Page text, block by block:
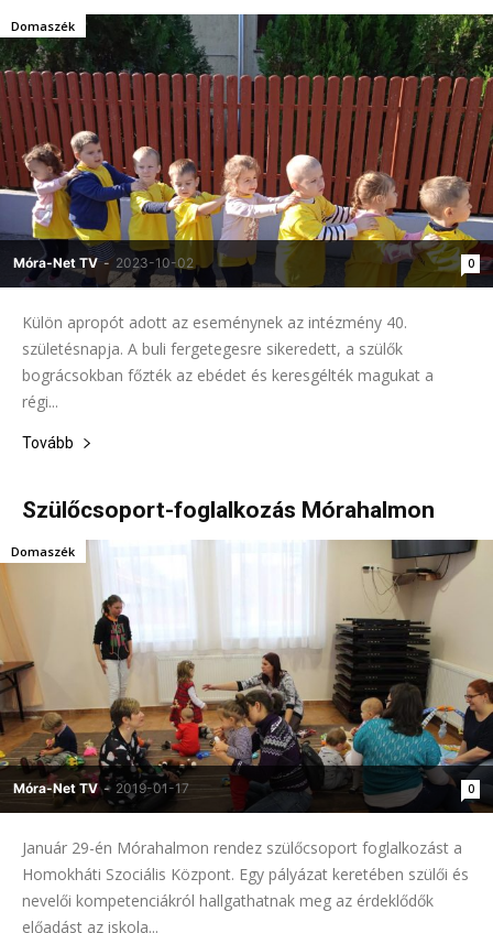
Móra-Net TV - 2023-10-02 0
Domaszék
Külön apropót adott az eseménynek az intézmény 40.
születésnapja. A buli fergetegesre sikeredett, a szülők
bográcsokban főzték az ebédet és keresgélték magukat a
régi...
Tovább
Szülőcsoport-foglalkozás Mórahalmon
Móra-Net TV - 2019-01-17 0
Domaszék
Január 29-én Mórahalmon rendez szülőcsoport foglalkozást a
Homokháti Szociális Központ. Egy pályázat keretében szülői és
nevelői kompetenciákról hallgathatnak meg az érdeklődők
előadást az iskola...